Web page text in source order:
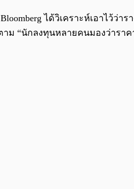
ได้วิเคราะห์เอาไว้ว่
ม “นักลงทุนหลายคนมองว่าราค